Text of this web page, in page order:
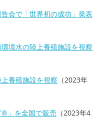
会で「世界初の成功」発表
境水の陸上養殖施設を視察
養殖施設を視察 （2023年
®」を全国で販売 （2023年4